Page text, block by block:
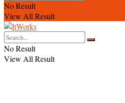
No Result
View All Result
No Result
View All Result